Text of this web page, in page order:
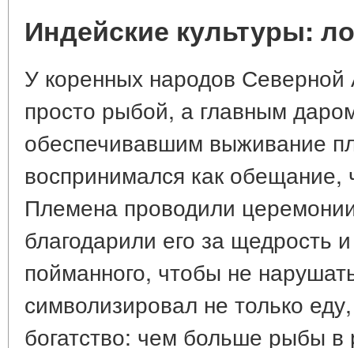
Индейские культуры:
У коренных народов
просто рыбой, а главным
обеспечивавшим выживание
воспринимался как обещание,
Племена проводили
благодарили его за щедрость
пойманного, чтобы не
символизировал не только
богатство: чем больше рыбы в